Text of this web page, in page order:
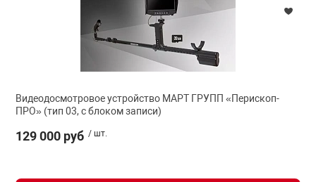
Видеодосмотровое устройство МАРТ ГРУПП «Перископ-
ПРО» (тип 03, с блоком записи)
129 000 руб / шт.